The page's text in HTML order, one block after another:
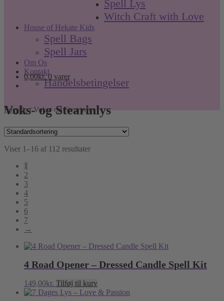
Spell Lys
Witch Craft with Love
House of Hekate Kids
Spell Bags
Spell Jars
Om Os
Kontakt
Handelsbetingelser
0,00kr. 0 varer
Forside/Voks- og Stearinlys
Voks- og Stearinlys
Viser 1–16 af 112 resultater
1
2
3
4
5
6
7
→
4 Road Opener – Dressed Candle Spell Kit
149,00kr. Tilføj til kurv